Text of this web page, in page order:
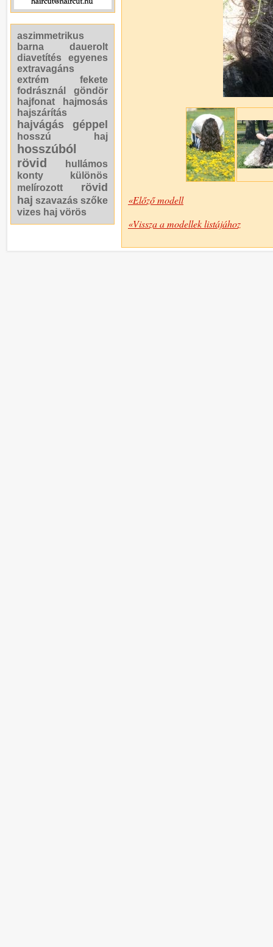
aszimmetrikus
barna
dauerolt
diavetítés
egyenes
extravagáns
extrém
fekete
fodrásznál
göndör
hajfonat
hajmosás
hajszárítás
hajvágás géppel
hosszú haj
hosszúból
rövid
hullámos
konty
különös
melírozott
rövid
haj szavazás szőke
vizes haj vörös
«Előző modell
«Vissza a modellek listájához